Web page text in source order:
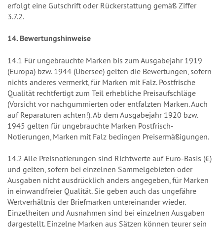
erfolgt eine Gutschrift oder Rückerstattung gemäß Ziffer
3.7.2.
14. Bewertungshinweise
14.1 Für ungebrauchte Marken bis zum Ausgabejahr 1919
(Europa) bzw. 1944 (Übersee) gelten die Bewertungen, sofern
nichts anderes vermerkt, für Marken mit Falz. Postfrische
Qualität rechtfertigt zum Teil erhebliche Preisaufschläge
(Vorsicht vor nachgummierten oder entfalzten Marken. Auch
auf Reparaturen achten!). Ab dem Ausgabejahr 1920 bzw.
1945 gelten für ungebrauchte Marken Postfrisch-
Notierungen, Marken mit Falz bedingen Preisermäßigungen.
14.2 Alle Preisnotierungen sind Richtwerte auf Euro-Basis (€)
und gelten, sofern bei einzelnen Sammelgebieten oder
Ausgaben nicht ausdrücklich anders angegeben, für Marken
in einwandfreier Qualität. Sie geben auch das ungefähre
Wertverhältnis der Briefmarken untereinander wieder.
Einzelheiten und Ausnahmen sind bei einzelnen Ausgaben
dargestellt. Einzelne Marken aus Sätzen können teurer sein